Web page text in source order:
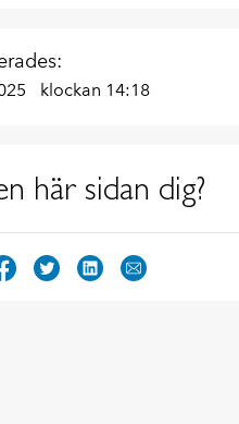
klockan 14:18
här sidan dig?